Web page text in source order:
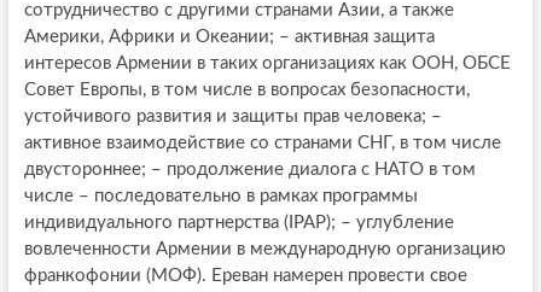
сотрудничество с другими странами Азии, а также
Америки, Африки и Океании; – активная защита
интересов Армении в таких организациях как ООН, ОБСЕ
Совет Европы, в том числе в вопросах безопасности,
устойчивого развития и защиты прав человека; –
активное взаимодействие со странами СНГ, в том числе
двустороннее; – продолжение диалога с НАТО в том
числе – последовательно в рамках программы
индивидуального партнерства (IPAP); – углубление
вовлеченности Армении в международную организацию
франкофонии (МОФ). Ереван намерен провести свое